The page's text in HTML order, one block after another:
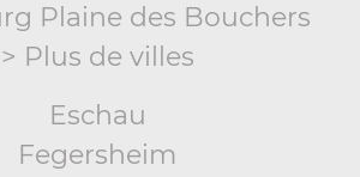
Plaine des Bouchers
> Plus de villes
Eschau
Fegersheim